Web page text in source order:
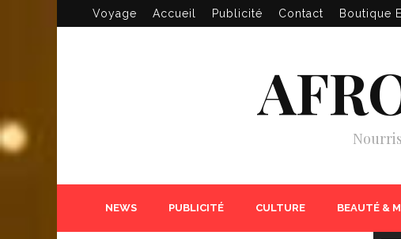
Voyage Accueil Publicité Contact Boutique
NEWS PUBLICITÉ CULTURE BEAUTÉ &